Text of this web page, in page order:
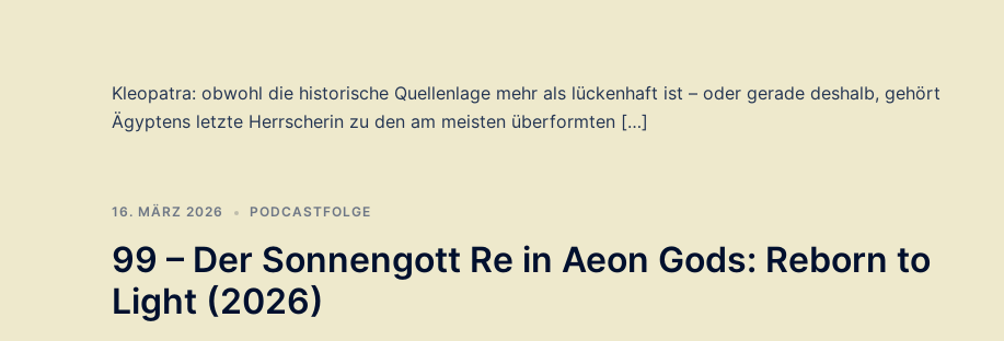
Kleopatra: obwohl die historische Quellenlage mehr als lückenhaft ist – oder gerade deshalb, gehört
Ägyptens letzte Herrscherin zu den am meisten überformten […]
16. MÄRZ 2026 PODCASTFOLGE
99 – Der Sonnengott Re in Aeon Gods: Reborn to
Light (2026)